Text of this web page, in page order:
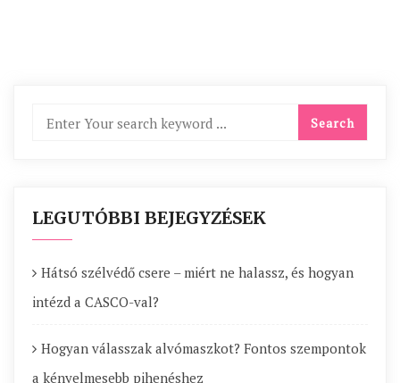
LEGUTÓBBI BEJEGYZÉSEK
Hátsó szélvédő csere – miért ne halassz, és hogyan
intézd a CASCO-val?
Hogyan válasszak alvómaszkot? Fontos szempontok
a kényelmesebb pihenéshez